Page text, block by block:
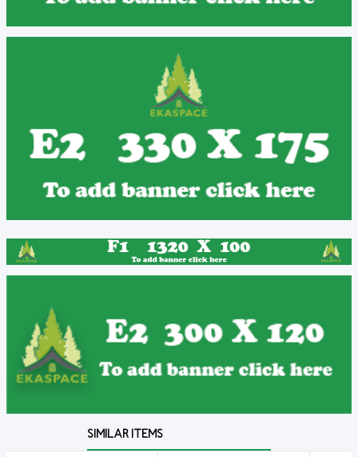
SIMILAR ITEMS